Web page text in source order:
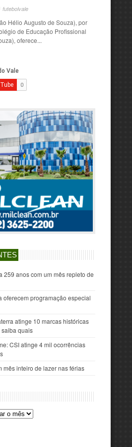
futebolvale
Hélio Augusto de Souza), por
de Educação Profissional
oferece...
259 anos com um mês repleto de
oferecem programação especial
atinge 10 marcas históricas
quais
CSI atinge 4 mil ocorrências
mês inteiro de lazer nas férias